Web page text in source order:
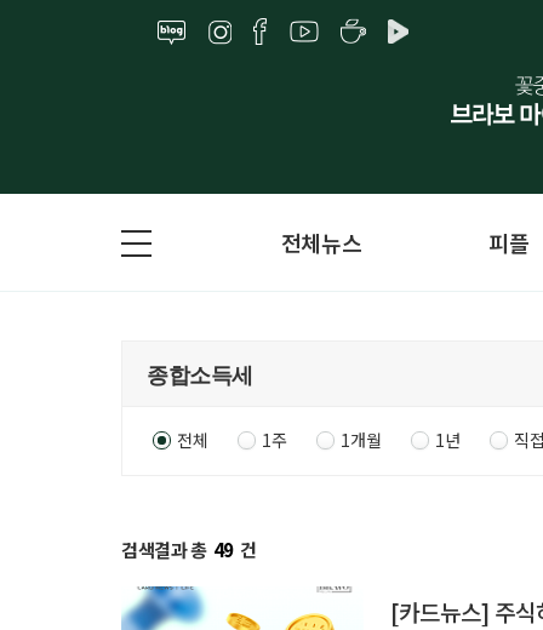
전체뉴스 피플
전체 1주 1개월 1년 직
검색결과 총 49 건
[카드뉴스] 주